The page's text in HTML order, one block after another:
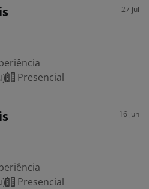
27 jul
Presencial
16 jun
Presencial